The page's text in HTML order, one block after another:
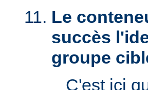
Le
succès
groupe
C'est ici